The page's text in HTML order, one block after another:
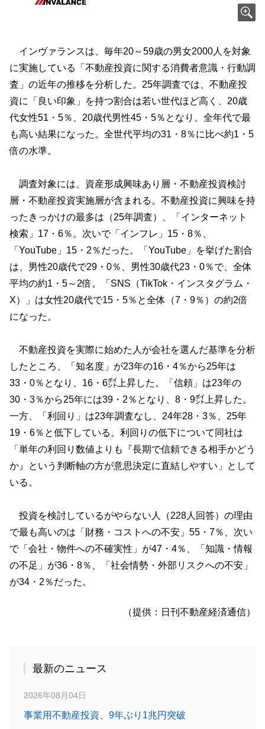
インヴァランスは、毎年20～59歳の男女2000人を対象
に実施している「不動産投資に関する消費者意識・行動調
査」の近年の推移を分析した。25年調査では、不動産投
資に「良い印象」を持つ割合は若い世代ほど高く、20歳
代女性51・5％、20歳代男性45・5％となり、全年代で最
も高い結果になった。全世代平均の31・8％に比べ約1・5
倍の水準。
調査対象には、資産形成興味あり層・不動産投資検討
層・不動産投資実施層が含まれる。不動産投資に興味を持
ったきっかけの最多は（25年調査）、「インターネット
検索」17・6％。次いで「インフレ」15・8％、
「YouTube」15・2％だった。「YouTube」を挙げた割合
は、男性20歳代で29・0％、男性30歳代23・0％で、全体
平均の約1・5～2倍。「SNS（TikTok・インスタグラム・
X）」は女性20歳代で15・5％と全体（7・9％）の約2倍
になった。
不動産投資を実際に始めた人が会社を選んだ基準を分析
したところ、「知名度」が23年の16・4％から25年は
33・0％となり、16・6㌽上昇した。「信頼」は23年の
30・3％から25年には39・2％となり、8・9㌽上昇した。
一方、「利回り」は23年調査なし、24年28・3％、25年
19・6％と低下している。利回りの低下について同社は
「単年の利回り数値よりも『長期で信頼できる相手かどう
か』という判断軸の方が意思決定に直結しやすい」として
いる。
投資を検討しているがやらない人（228人回答）の理由
で最も高いのは「財務・コストへの不安」55・7％、次い
で「会社・物件への不確実性」が47・4％、「知識・情報
の不足」が36・8％、「社会情勢・外部リスクへの不安」
が34・2％だった。
（提供：日刊不動産経済通信）
最新のニュース
2026年08月04日
事業用不動産投資、9年ぶり1兆円突破